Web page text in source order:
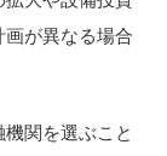
が異なる場合
関を選ぶこと